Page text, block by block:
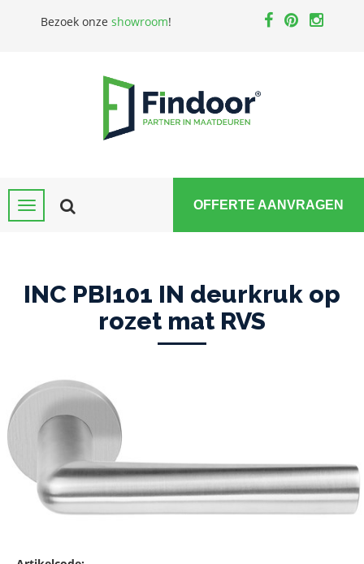
Bezoek onze showroom!
OFFERTE AANVRAGEN
INC PBI101 IN deurkruk op
rozet mat RVS